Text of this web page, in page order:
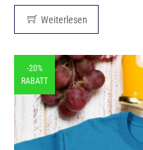
Weiterlesen
-20%
RABATT